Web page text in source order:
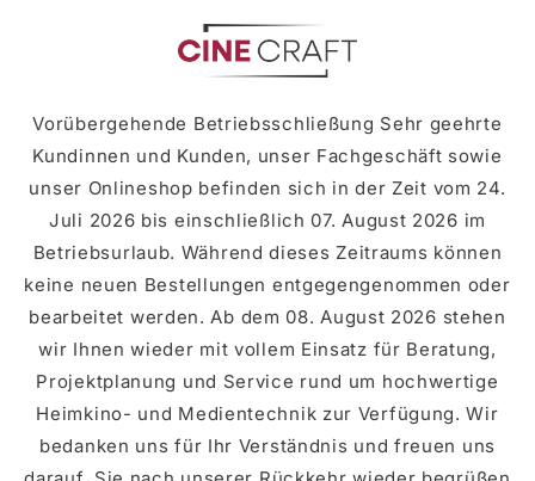
Vorübergehende Betriebsschließung Sehr geehrte
Kundinnen und Kunden, unser Fachgeschäft sowie
unser Onlineshop befinden sich in der Zeit vom 24.
Juli 2026 bis einschließlich 07. August 2026 im
Betriebsurlaub. Während dieses Zeitraums können
keine neuen Bestellungen entgegengenommen oder
bearbeitet werden. Ab dem 08. August 2026 stehen
wir Ihnen wieder mit vollem Einsatz für Beratung,
Projektplanung und Service rund um hochwertige
Heimkino- und Medientechnik zur Verfügung. Wir
bedanken uns für Ihr Verständnis und freuen uns